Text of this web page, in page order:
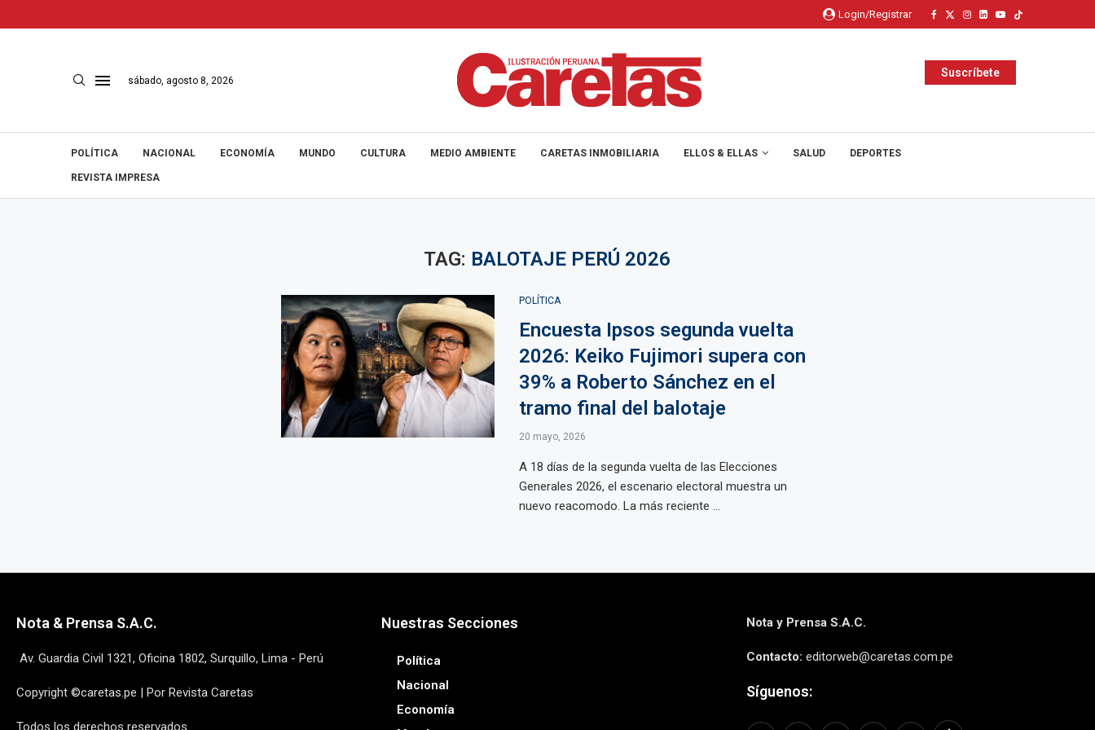
Login/Registrar
sábado, agosto 8, 2026
Suscríbete
POLÍTICA NACIONAL ECONOMÍA MUNDO CULTURA MEDIO AMBIENTE CARETAS INMOBILIARIA ELLOS & ELLAS SALUD DEPORTES
REVISTA IMPRESA
TAG: BALOTAJE PERÚ 2026
POLÍTICA
Encuesta Ipsos segunda vuelta
2026: Keiko Fujimori supera con
39% a Roberto Sánchez en el
tramo final del balotaje
20 mayo, 2026
A 18 días de la segunda vuelta de las Elecciones
Generales 2026, el escenario electoral muestra un
nuevo reacomodo. La más reciente ...
Nota & Prensa S.A.C.
Av. Guardia Civil 1321, Oficina 1802, Surquillo, Lima - Perú
Copyright ©caretas.pe | Por Revista Caretas
Todos los derechos reservados
Nuestras Secciones
Política
Nacional
Economía
Nota y Prensa S.A.C.
Contacto: editorweb@caretas.com.pe
Síguenos: